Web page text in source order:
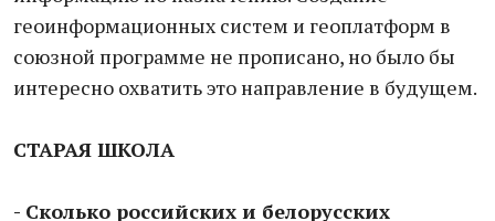
геоинформационных систем и геоплатформ в
союзной программе не прописано, но было бы
интересно охватить это направление в будущем.
СТАРАЯ ШКОЛА
- Сколько российских и белорусских